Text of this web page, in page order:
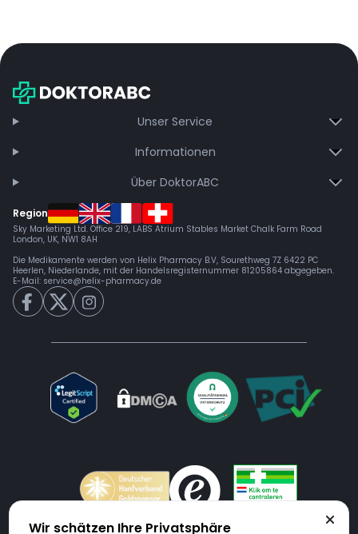
Unser Service
Informationen
Über DoktorABC
Region
Sky Marketing Ltd. Office 219, LABS Atrium Stables Market Chalk Farm Road
London, UK, NW1 8AH
Die Medikamente werden von Helix Pharmacy B.V, Sourethweg 7Z 6422 PC
Heerlen, Niederlande, mit der Handelsregisternummer 81205864 abgegeben.
E-Mail: service@helix-pharmacy.de
Wir schätzen Ihre Privatsphäre